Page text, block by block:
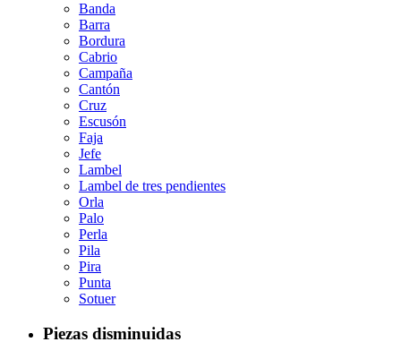
Banda
Barra
Bordura
Cabrio
Campaña
Cantón
Cruz
Escusón
Faja
Jefe
Lambel
Lambel de tres pendientes
Orla
Palo
Perla
Pila
Pira
Punta
Sotuer
Piezas disminuidas